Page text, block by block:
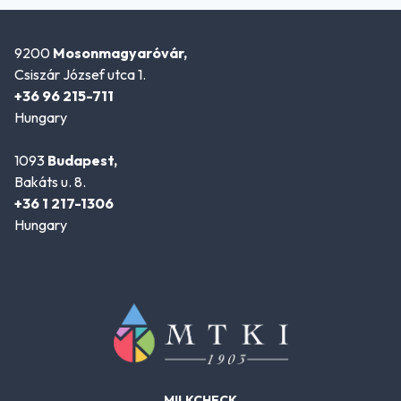
9200 Mosonmagyaróvár,
Csiszár József utca 1.
+36 96 215-711
Hungary
1093 Budapest,
Bakáts u. 8.
+36 1 217-1306
Hungary